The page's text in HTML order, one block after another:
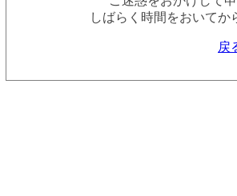
しばらく時間をおいてか
戻